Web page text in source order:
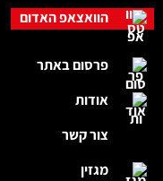
הוואצאפ האדום
פרסום באתר
אודות
צור קשר
מגזין